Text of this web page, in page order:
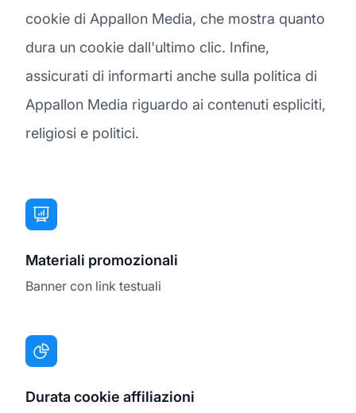
cookie di Appallon Media, che mostra quanto
dura un cookie dall'ultimo clic. Infine,
assicurati di informarti anche sulla politica di
Appallon Media riguardo ai contenuti espliciti,
religiosi e politici.
Materiali promozionali
Banner con link testuali
Durata cookie affiliazioni